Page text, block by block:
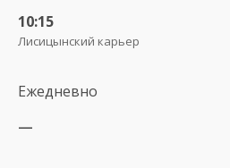
10:15
Лисицынский карьер
Ежедневно
—